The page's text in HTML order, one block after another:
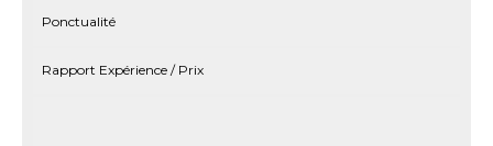
Ponctualité
Rapport Expérience / Prix